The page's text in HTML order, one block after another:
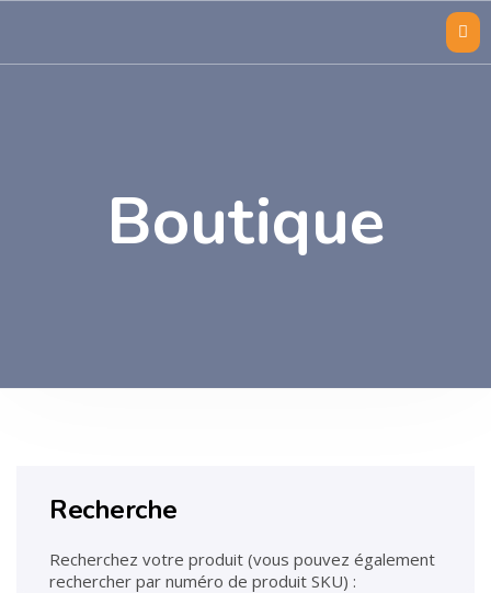
Boutique
Recherche
Recherchez votre produit (vous pouvez également
rechercher par numéro de produit SKU) :